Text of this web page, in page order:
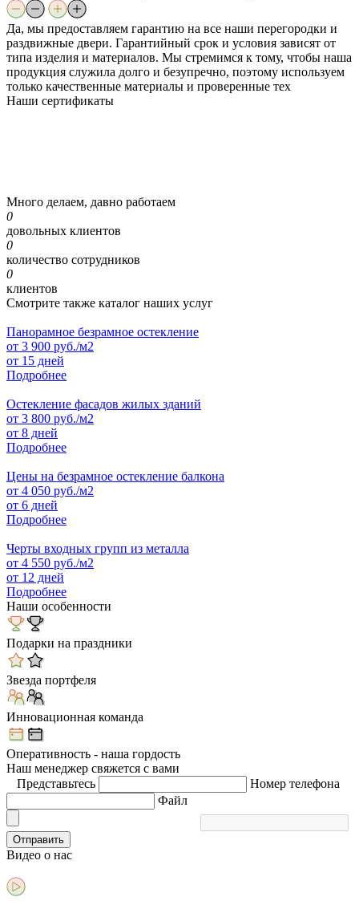
Да, мы предоставляем гарантию на все наши перегородки и
раздвижные двери. Гарантийный срок и условия зависят от
типа изделия и материалов. Мы стремимся к тому, чтобы наша
продукция служила долго и безупречно, поэтому используем
только качественные материалы и проверенные тех
Наши сертификаты
Много делаем, давно работаем
0
довольных клиентов
0
количество сотрудников
0
клиентов
Смотрите также каталог наших услуг
Панорамное безрамное остекление
от 3 900 руб./м2
от 15 дней
Подробнее
Остекление фасадов жилых зданий
от 3 800 руб./м2
от 8 дней
Подробнее
Цены на безрамное остекление балкона
от 4 050 руб./м2
от 6 дней
Подробнее
Черты входных групп из металла
от 4 550 руб./м2
от 12 дней
Подробнее
Наши особенности
Подарки на праздники
Звезда портфеля
Инновационная команда
Оперативность - наша гордость
Наш менеджер свяжется с вами
Представьтесь
Номер телефона
Файл
Отправить
Видео о нас